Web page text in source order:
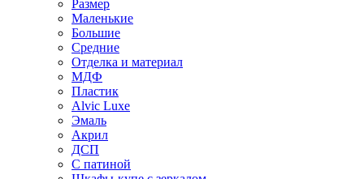
Размер
Маленькие
Большие
Средние
Отделка и материал
МДФ
Пластик
Alvic Luxe
Эмаль
Акрил
ДСП
С патиной